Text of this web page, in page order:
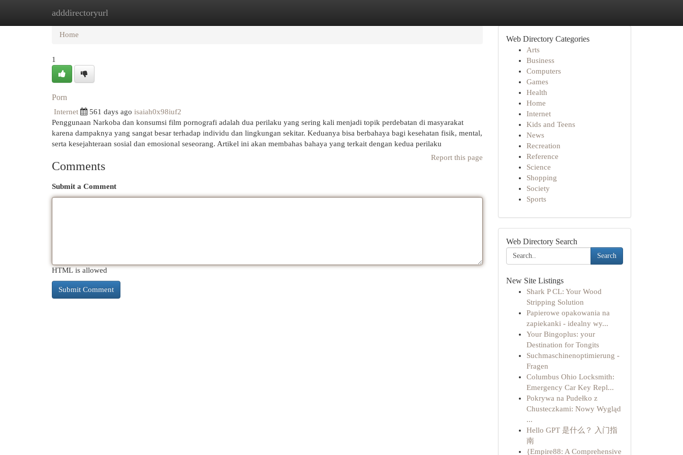
adddirectoryurl
Home New Site Listings
Home
1
Porn
Internet 561 days ago isaiah0x98iuf2
Penggunaan Narkoba dan konsumsi film pornografi adalah dua perilaku yang sering kali menjadi topik perdebatan di masyarakat
karena dampaknya yang sangat besar terhadap individu dan lingkungan sekitar. Keduanya bisa berbahaya bagi kesehatan fisik, mental,
serta kesejahteraan sosial dan emosional seseorang. Artikel ini akan membahas bahaya yang terkait dengan kedua perilaku
Report this page
Comments
Submit a Comment
HTML is allowed
Web Directory Categories
Arts
Business
Computers
Games
Health
Home
Internet
Kids and Teens
News
Recreation
Reference
Science
Shopping
Society
Sports
Web Directory Search
Search
New Site Listings
Shark P CL: Your Wood
Stripping Solution
Papierowe opakowania na
zapiekanki - idealny wy...
Your Bingoplus: your
Destination for Tongits
Suchmaschinenoptimierung -
Fragen
Columbus Ohio Locksmith:
Emergency Car Key Repl...
Pokrywa na Pudełko z
Chusteczkami: Nowy Wygląd
...
Hello GPT 是什么？ 入门指
南
{Empire88: A Comprehensive